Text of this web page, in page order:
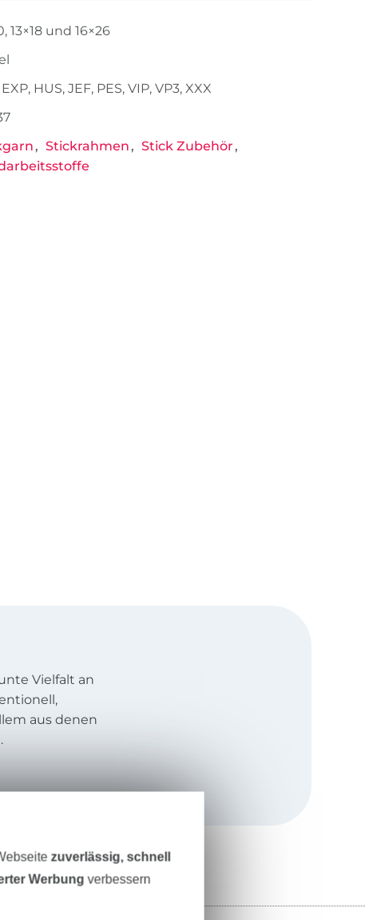
13×18 und 16×26
HUS, JEF, PES, VIP, VP3, XXX
Stickrahmen
Stick Zubehör
Vielfalt an
aus denen
Herz
und
zuverlässig, schnell
Werbung verbessern